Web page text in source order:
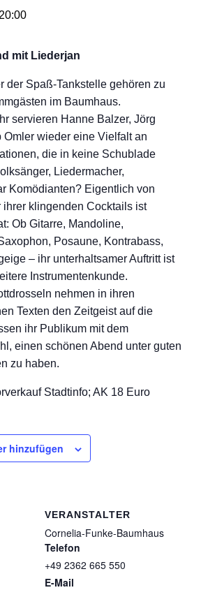
mit Liederjan
der Spaß-Tankstelle gehören zu
im Baumhaus.
servieren Hanne Balzer, Jörg
Omler wieder eine Vielfalt an
die in keine Schublade
Liedermacher,
Komödianten? Eigentlich von
ihrer klingenden Cocktails ist
Ob Gitarre, Mandoline,
Posaune, Kontrabass,
– ihr unterhaltsamer Auftritt ist
Instrumentenkunde.
nehmen in ihren
Texten den Zeitgeist auf die
ihr Publikum mit dem
einen schönen Abend unter guten
zu haben.
Stadtinfo; AK 18 Euro
hinzufügen
VERANSTALTER
Cornelia-Funke-Baumhaus
Telefon
+49 2362 665 550
E-Mail